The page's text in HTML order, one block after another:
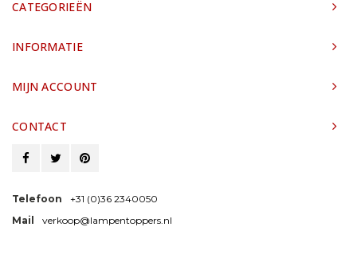
CATEGORIEËN
INFORMATIE
MIJN ACCOUNT
CONTACT
Telefoon
+31 (0)36 2340050
Mail
verkoop@lampentoppers.nl